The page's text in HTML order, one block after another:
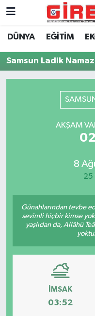
DÜNYA EĞİTİM
Samsun Ladik
AKŞAM
8
25
Günahlarından tevbe
sevimli hiçbir kimse
yaşlıdan da, Allâhü
İMSAK
03:52
Hava Durumu
Trafik Durumu
Tüm Manşetler
Son Dakika